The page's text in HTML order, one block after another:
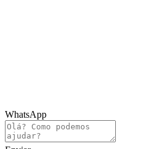
WhatsApp